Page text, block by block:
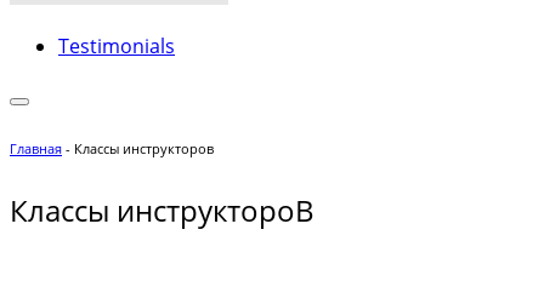
Testimonials
Главная - Классы инструкторов
Классы инструктороВ